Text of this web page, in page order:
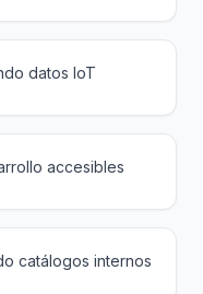
datos IoT
accesibles
catálogos internos